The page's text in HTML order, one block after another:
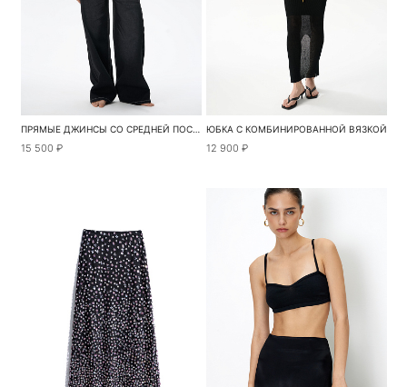
ПРЯМЫЕ ДЖИНСЫ СО СРЕДНЕЙ ПОСАДКОЙ
15 500 ₽
ЮБКА С КОМБИНИРОВАННОЙ ВЯЗКОЙ
12 900 ₽